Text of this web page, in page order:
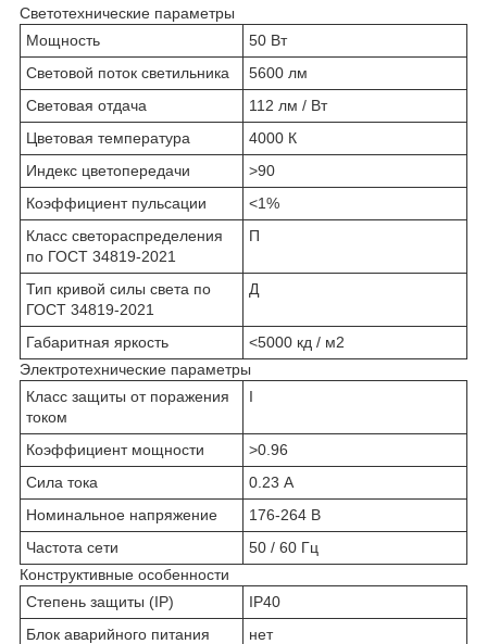
Светотехнические параметры
Мощность
50 Вт
Световой поток светильника
5600 лм
Световая отдача
112 лм / Вт
Цветовая температура
4000 К
Индекс цветопередачи
>90
Коэффициент пульсации
<1%
Класс светораспределения
по ГОСТ 34819-2021
П
Тип кривой силы света по
ГОСТ 34819-2021
Д
Габаритная яркость
<5000 кд / м2
Электротехнические параметры
Класс защиты от поражения
током
I
Коэффициент мощности
>0.96
Сила тока
0.23 А
Номинальное напряжение
176-264 В
Частота сети
50 / 60 Гц
Конструктивные особенности
Степень защиты (IP)
IP40
Блок аварийного питания
нет